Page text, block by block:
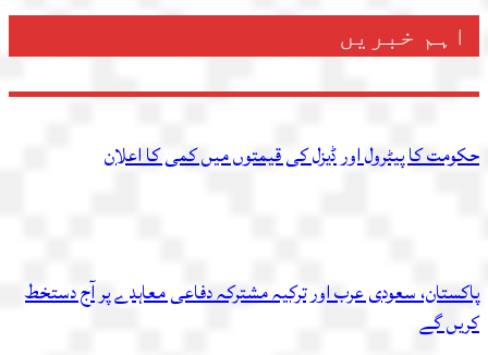
اہم خبریں
حکومت کا پیٹرول اور ڈیزل کی قیمتوں میں کمی کا اعلان
پاکستان، سعودی عرب اور ترکیہ مشترکہ دفاعی معاہدے پر آج دستخط
کریں گے